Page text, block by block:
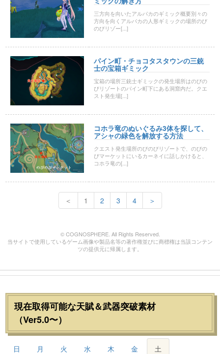
三方向を向いたアルパカのギミック概要別々の
方向を向くアルパカの人形ギミックの場所のび
のびリゾー[...]
パイン町・チョコタスタウンの三銃
士の宝箱ギミック
宝箱の場所三銃士ギミックの発生場所はのびの
びリゾートのパイン町下にある洞窟内だ。クエ
スト発生場[...]
コホラ竜のぬいぐるみ3体を探して、
アシャの緑色を解放する方法
クエスト発生場所のびのびリゾートで、のびの
びマーケットにいるカーネイに話しかけると、
コホラ竜の[...]
＜ 1 2 3 4 ＞
© COGNOSPHERE. All Rights Reserved.
当サイトで使用しているゲーム画像や製品名等の著作権並びに商標権は当該コンテン
ツの提供元に帰属します。
現在取得可能な天賦＆武器突破素材
（Ver5.0〜）
日 月 火 水 木 金 土